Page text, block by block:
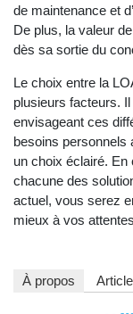
de maintenance et
De plus, la valeur
dès sa sortie du
Le choix entre la
plusieurs facteurs.
envisageant ces
besoins personnels
un choix éclairé.
chacune des
actuel, vous serez
mieux à vos
À propos